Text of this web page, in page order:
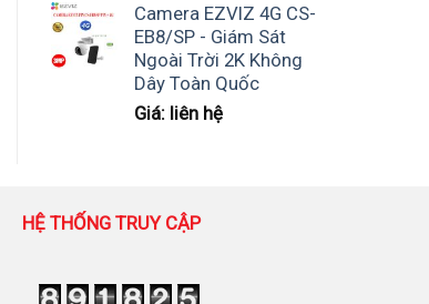
Camera EZVIZ 4G CS-
EB8/SP - Giám Sát
Ngoài Trời 2K Không
Dây Toàn Quốc
Giá: liên hệ
HỆ THỐNG TRUY CẬP